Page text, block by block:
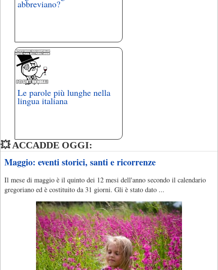
abbreviano?
Le parole più lunghe nella
lingua italiana
💥 ACCADDE OGGI:
Maggio: eventi storici, santi e ricorrenze
Il mese di maggio è il quinto dei 12 mesi dell'anno secondo il calendario
gregoriano ed è costituito da 31 giorni. Gli è stato dato ...